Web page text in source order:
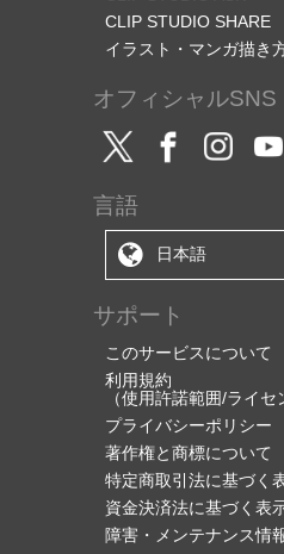
CLIP STUDIO SHARE
イラスト・マンガ描き
オフィシャルSNS
言語
日本語
サポート
このサービスについて
利用規約
（使用許諾範囲/ライセ
プライバシーポリシー
著作権と商標について
特定商取引法に基づく
資金決済法に基づく表
障害・メンテナンス情